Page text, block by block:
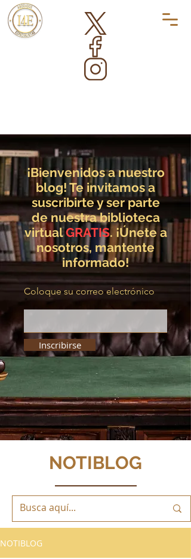
¡Bienvenidos a nuestro
blog! Te invitamos a
suscribirte y ser parte
de nuestra biblioteca
virtualGRATIS. ¡Únete a
nosotros, mantente
informado!
Coloque su correo electrónico
Inscribirse
NOTIBLOG
NOTIBLOG